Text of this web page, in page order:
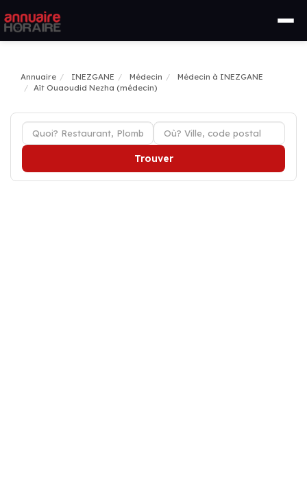
Annuaire INEZGANE Médecin
Médecin à INEZGANE
Aït Ouaoudid Nezha (médecin)
Trouver